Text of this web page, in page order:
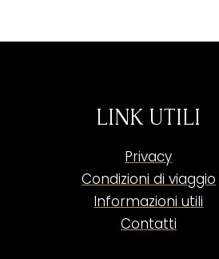
LINK UTILI
Privacy
Condizioni di viaggio
Informazioni utili
Contatti